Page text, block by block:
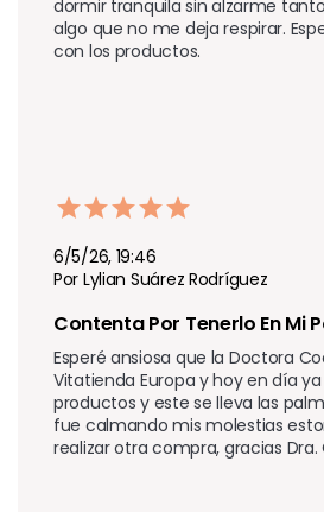
dormir tranquila sin alzarme
algo que no me deja respirar.
con los productos.
6/5/26, 19:46
Por Lylian Suárez Rodríguez
Contenta Por Tenerlo En Mi
Esperé ansiosa que la Doctora
Vitatienda Europa y hoy en día
productos y este se lleva las
fue calmando mis molestias
realizar otra compra, gracias Dra.